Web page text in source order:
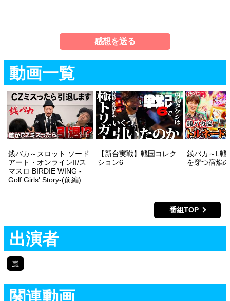
感想を送る
動画一覧
銭バカ～スロット ソード
アート・オンラインII/ス
マスロ BIRDIE WING -
Golf Girls' Story-(前編)
【新台実戦】戦国コレク
ション6
銭バカ～L戦
を穿つ宿焔
番組TOP
出演者
嵐
関連動画